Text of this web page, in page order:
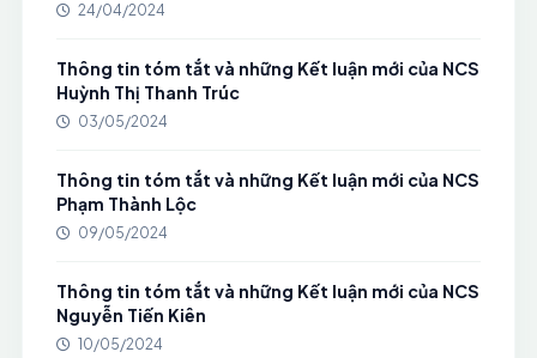
24/04/2024
Thông tin tóm tắt và những Kết luận mới của NCS
Huỳnh Thị Thanh Trúc
03/05/2024
Thông tin tóm tắt và những Kết luận mới của NCS
Phạm Thành Lộc
09/05/2024
Thông tin tóm tắt và những Kết luận mới của NCS
Nguyễn Tiến Kiên
10/05/2024